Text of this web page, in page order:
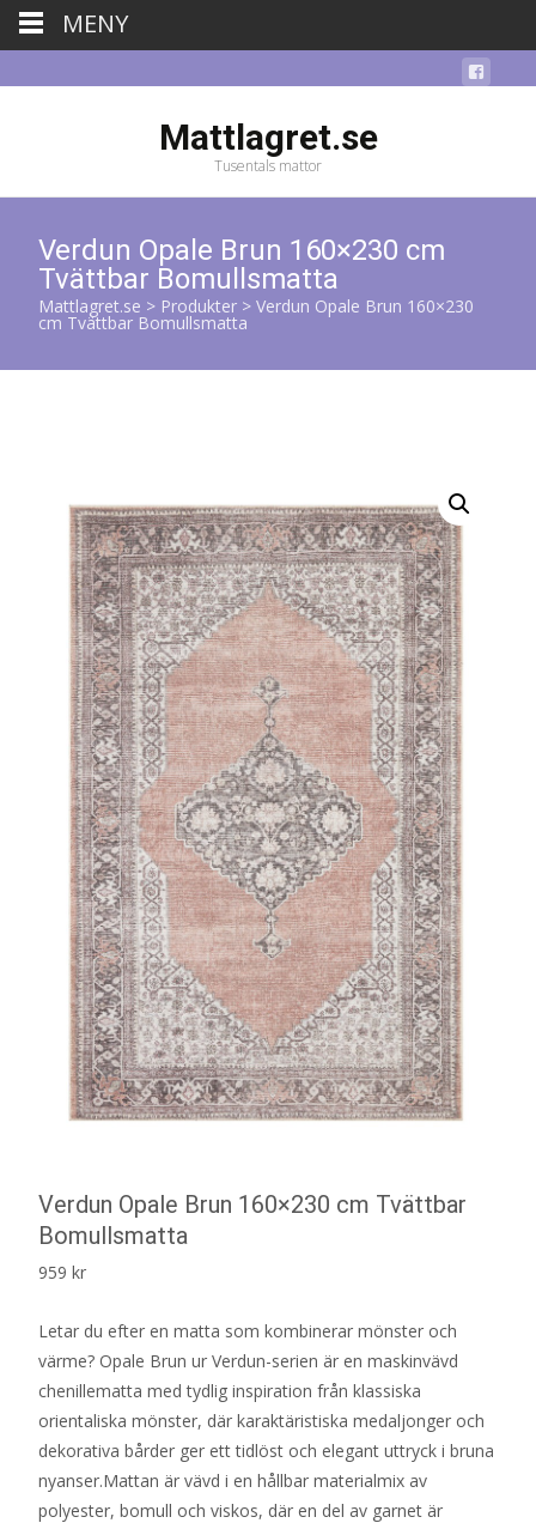
Mattlagret.se
Tusentals mattor
Verdun Opale Brun 160×230 cm
Tvättbar Bomullsmatta
Mattlagret.se > Produkter > Verdun Opale Brun 160×230
cm Tvättbar Bomullsmatta
Verdun Opale Brun 160×230 cm Tvättbar
Bomullsmatta
959 kr
Letar du efter en matta som kombinerar mönster och
värme? Opale Brun ur Verdun-serien är en maskinvävd
chenillematta med tydlig inspiration från klassiska
orientaliska mönster, där karaktäristiska medaljonger och
dekorativa bårder ger ett tidlöst och elegant uttryck i bruna
nyanser.Mattan är vävd i en hållbar materialmix av
polyester, bomull och viskos, där en del av garnet är
MENY